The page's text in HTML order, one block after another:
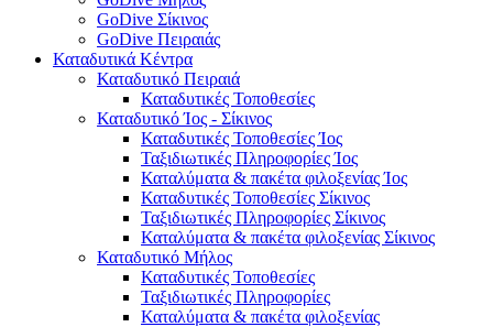
GoDive Σίκινος
GoDive Πειραιάς
Καταδυτικά Κέντρα
Καταδυτικό Πειραιά
Καταδυτικές Τοποθεσίες
Καταδυτικό Ίος - Σίκινος
Καταδυτικές Τοποθεσίες Ίος
Ταξιδιωτικές Πληροφορίες Ίος
Καταλύματα & πακέτα φιλοξενίας Ίος
Καταδυτικές Τοποθεσίες Σίκινος
Ταξιδιωτικές Πληροφορίες Σίκινος
Καταλύματα & πακέτα φιλοξενίας Σίκινος
Καταδυτικό Μήλος
Καταδυτικές Τοποθεσίες
Ταξιδιωτικές Πληροφορίες
Καταλύματα & πακέτα φιλοξενίας